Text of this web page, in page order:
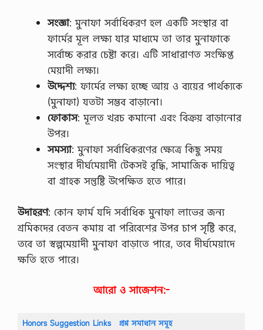
সংজ্ঞা: মুনাফা সর্বাধিকরণ হল একটি সংস্থার বা
ফার্মের মূল লক্ষ্য যার মাধ্যমে তা তার মুনাফাকে
সর্বোচ্চ করার চেষ্টা করে। এটি সাধারাণত সংক্ষিপ্ত
মেয়াদী লক্ষ্য।
উদ্দেশ্য: ফার্মের লক্ষ্য হচ্ছে আয় ও ব্যয়ের পার্থক্যকে
(মুনাফা) যতটা সম্ভব বাড়ানো।
ফোকাস: মূলত খরচ কমানো এবং বিক্রয় বাড়ানোর
উপর।
সমস্যা: মুনাফা সর্বাধিকরণের ক্ষেত্রে কিছু সময়
সংস্থার দীর্ঘমেয়াদী টেকসই বৃদ্ধি, সামাজিক দায়িত্ব
বা গ্রাহক সন্তুষ্টি উপেক্ষিত হতে পারে।
উদাহরণ: কোন ফার্ম যদি সর্বাধিক মুনাফা লাভের জন্য
শ্রমিকদের বেতন কমায় বা পরিবেশের উপর চাপ সৃষ্টি করে,
তবে তা স্বল্পমেয়াদী মুনাফা বাড়াতে পারে, তবে দীর্ঘমেয়াদে
ক্ষতি হতে পারে।
আরো ও সাজেশন:-
Honors Suggestion Links
প্রশ্ন সমাধান সমূহ